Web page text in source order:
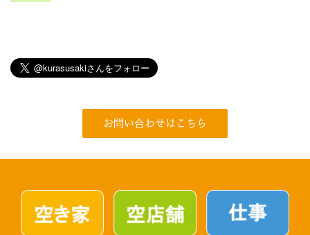
お問い合わせはこちら